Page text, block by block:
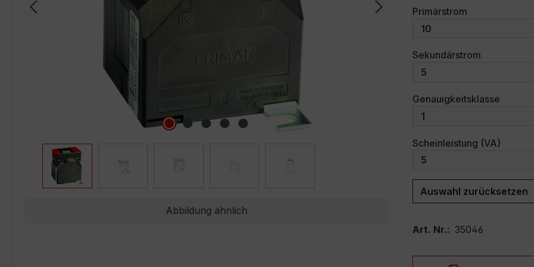
Abbildung ähnlich
Primärstrom
Sekundärstrom
Genauigkeitsklasse
Scheinleistung (VA)
Auswahl zurücksetzen
Art. Nr.: 35046